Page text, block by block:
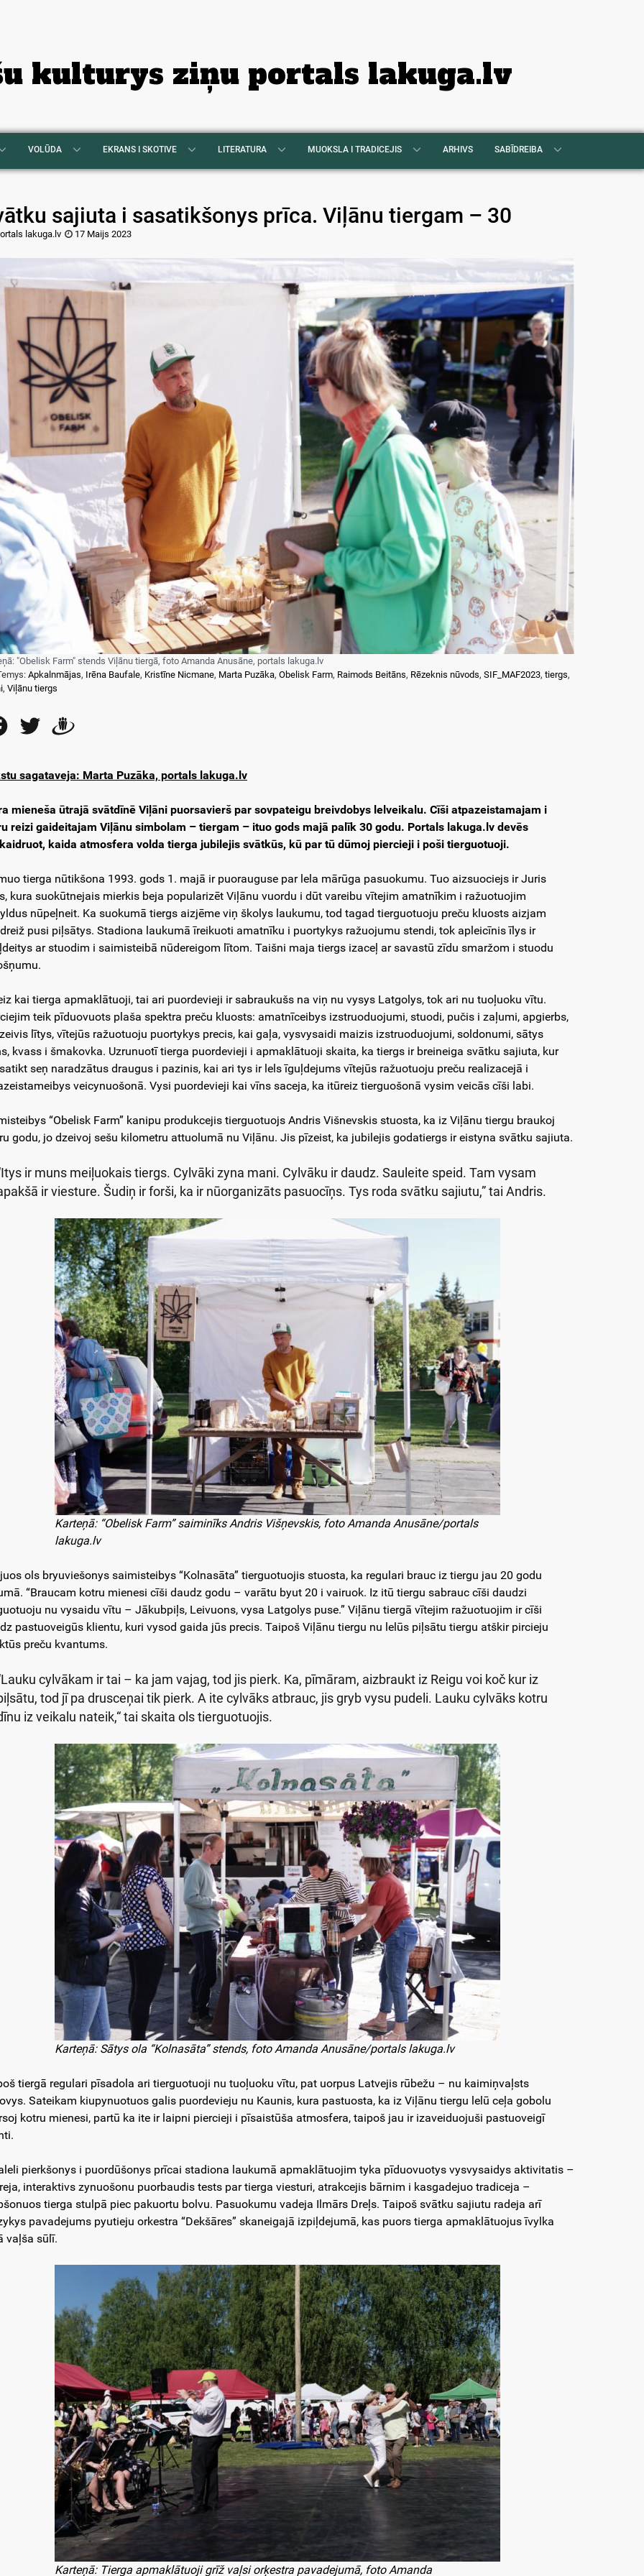
kulturys ziņu portals lakuga.lv
VOLŪDA EKRANS I SKOTIVE LITERATURA MUOKSLA I TRADICEJIS ARHIVS SABĪDREIBA
sajiuta i sasatikšonys prīca. Viļānu tiergam – 30
lakuga.lv 17 Maijs 2023
"Obelisk Farm" stends Viļānu tiergā, foto Amanda Anusāne, portals lakuga.lv
Apkalnmājas, Irēna Baufale, Kristīne Nicmane, Marta Puzāka, Obelisk Farm, Raimods Beitāns, Rēzeknis nūvods, SIF_MAF2023, tiergs,
, Viļānu tiergs
FacebookTwitter
sagataveja: Marta Puzāka, portals lakuga.lv
mieneša ūtrajā svātdīnē Viļāni puorsavierš par sovpateigu breivdobys lelveikalu. Cīši atpazeistamajam i
reizi gaideitajam Viļānu simbolam – tiergam – ituo gods majā palīk 30 godu. Portals lakuga.lv devēs
kaida atmosfera volda tierga jubilejis svātkūs, kū par tū dūmoj piercieji i poši tierguotuoji.
tierga nūtikšona 1993. gods 1. majā ir puorauguse par lela mārūga pasuokumu. Tuo aizsuociejs ir Juris
kura suokūtnejais mierkis beja popularizēt Viļānu vuordu i dūt vareibu vītejim amatnīkim i ražuotuojim
nūpeļneit. Ka suokumā tiergs aizjēme viņ školys laukumu, tod tagad tierguotuoju preču kluosts aizjam
pusi piļsātys. Stadiona laukumā īreikuoti amatnīku i puortykys ražuojumu stendi, tok apleicīnis īlys ir
ar stuodim i saimisteibā nūdereigom lītom. Taišni maja tiergs izaceļ ar savastū zīdu smaržom i stuodu
kai tierga apmaklātuoji, tai ari puordevieji ir sabraukušs na viņ nu vysys Latgolys, tok ari nu tuoļuoku vītu.
teik pīduovuots plaša spektra preču kluosts: amatnīceibys izstruoduojumi, stuodi, pučis i zaļumi, apgierbs,
lītys, vītejūs ražuotuoju puortykys precis, kai gaļa, vysvysaidi maizis izstruoduojumi, soldonumi, sātys
kvass i šmakovka. Uzrunuotī tierga puordevieji i apmaklātuoji skaita, ka tiergs ir breineiga svātku sajiuta, kur
seņ naradzātus draugus i pazinis, kai ari tys ir lels īguļdejums vītejūs ražuotuoju preču realizacejā i
veicynuošonā. Vysi puordevieji kai vīns saceja, ka itūreiz tierguošonā vysim veicās cīši labi.
“Obelisk Farm” kanipu produkcejis tierguotuojs Andris Višnevskis stuosta, ka iz Viļānu tiergu braukoj
godu, jo dzeivoj sešu kilometru attuolumā nu Viļānu. Jis pīzeist, ka jubilejis godatiergs ir eistyna svātku sajiuta.
ir muns meiļuokais tiergs. Cylvāki zyna mani. Cylvāku ir daudz. Sauleite speid. Tam vysam
ir viesture. Šudiņ ir forši, ka ir nūorganizāts pasuocīņs. Tys roda svātku sajiutu,” tai Andris.
Karteņā: “Obelisk Farm” saiminīks Andris Višņevskis, foto Amanda Anusāne/portals
lakuga.lv
ols bryuviešonys saimisteibys “Kolnasāta” tierguotuojis stuosta, ka regulari brauc iz tiergu jau 20 godu
“Braucam kotru mienesi cīši daudz godu – varātu byut 20 i vairuok. Iz itū tiergu sabrauc cīši daudzi
nu vysaidu vītu – Jākubpiļs, Leivuons, vysa Latgolys puse.” Viļānu tiergā vītejim ražuotuojim ir cīši
pastuoveigūs klientu, kuri vysod gaida jūs precis. Taipoš Viļānu tiergu nu lelūs piļsātu tiergu atškir pircieju
preču kvantums.
cylvākam ir tai – ka jam vajag, tod jis pierk. Ka, pīmāram, aizbraukt iz Reigu voi koč kur iz
tod jī pa drusceņai tik pierk. A ite cylvāks atbrauc, jis gryb vysu pudeli. Lauku cylvāks kotru
iz veikalu nateik,“ tai skaita ols tierguotuojis.
Karteņā: Sātys ola “Kolnasāta” stends, foto Amanda Anusāne/portals lakuga.lv
tiergā regulari pīsadola ari tierguotuoji nu tuoļuoku vītu, pat uorpus Latvejis rūbežu – nu kaimiņvaļsts
Sateikam kiupynuotuos galis puordevieju nu Kaunis, kura pastuosta, ka iz Viļānu tiergu lelū ceļa gobolu
kotru mienesi, partū ka ite ir laipni piercieji i pīsaistūša atmosfera, taipoš jau ir izaveiduojuši pastuoveigī
pierkšonys i puordūšonys prīcai stadiona laukumā apmaklātuojim tyka pīduovuotys vysvysaidys aktivitatis –
interaktivs zynuošonu puorbaudis tests par tierga viesturi, atrakcejis bārnim i kasgadejuo tradiceja –
tierga stulpā piec pakuortu bolvu. Pasuokumu vadeja Ilmārs Dreļs. Taipoš svātku sajiutu radeja arī
pavadejums pyutieju orkestra “Dekšāres” skaneigajā izpiļdejumā, kas puors tierga apmaklātuojus īvylka
vaļša sūlī.
Karteņā: Tierga apmaklātuoji grīž vaļsi orķestra pavadejumā, foto Amanda